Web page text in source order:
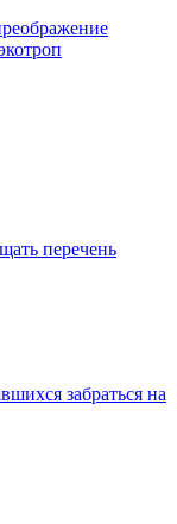
перечень
забраться на